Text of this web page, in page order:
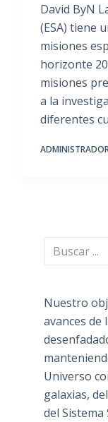
David ByN
(ESA) tiene
misiones
horizonte
misiones
a la
diferentes
Buscar
Nuestro
avances de
Universo
galaxias,
del Sistema